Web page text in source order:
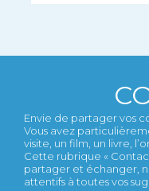
Envie de partager vos
Vous avez
visite, un film, un livre,
Cette rubrique «
partager et échanger,
attentifs à toutes vos